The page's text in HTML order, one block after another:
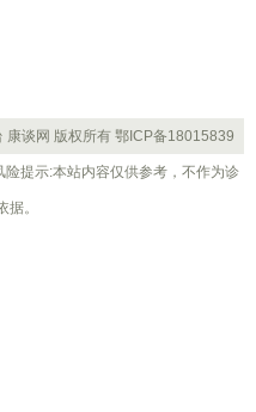
康谈网 版权所有 鄂ICP备18015839
险提示:本站内容仅供参考，不作为诊
据。